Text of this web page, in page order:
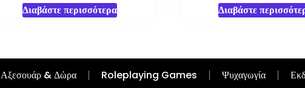
Διαβάστε περισσότερα Διαβάστε
Αξεσουάρ & Δώρα Roleplaying Games Ψυχαγωγία